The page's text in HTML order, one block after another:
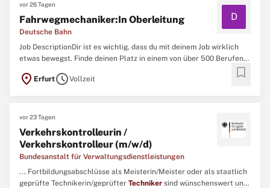
vor 26 Tagen
Fahrwegmechaniker:In Oberleitung
Deutsche Bahn
D
Job DescriptionDir ist es wichtig, dass du mit deinem Job wirklich
etwas bewegst. Finde deinen Platz in einem von über 500 Berufen
bei der Deutschen Bahn. Wir bieten Profis und Berufsstarter:innen
sichere Jobs mit Zukunftsperspektiven. Bewirb dich jetzt für ein
location_on ErfurtscheduleVollzeit bookmark
vor 23 Tagen
Verkehrskontrolleurin /
Verkehrskontrolleur (m/w/d)
Bundesanstalt für Verwaltungsdienstleistungen
... Fortbildungsabschlüsse als Meisterin/Meister oder als staatlich
geprüfte Technikerin/geprüfter Techniker sind wünschenswert und